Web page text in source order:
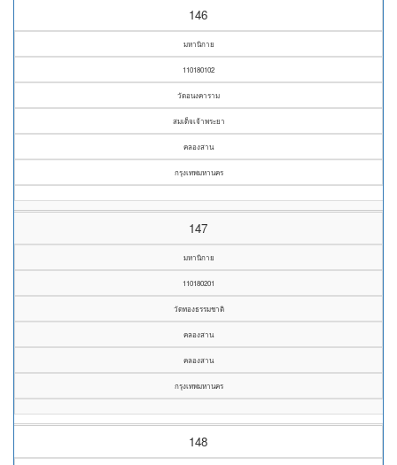
146
มหานิกาย
110180102
วัดอนงคาราม
สมเด็จเจ้าพระยา
คลองสาน
กรุงเทพมหานคร
147
มหานิกาย
110180201
วัดทองธรรมชาติ
คลองสาน
คลองสาน
กรุงเทพมหานคร
148